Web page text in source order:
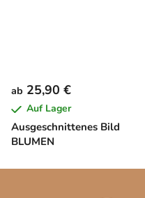
Ausgeschnittenes Bild
BLUMEN
ab 25,90 €
Auf Lager